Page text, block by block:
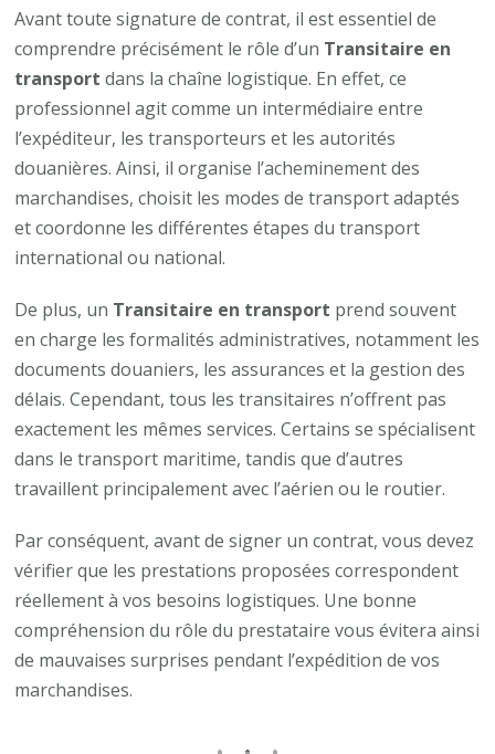
Avant toute signature de contrat, il est essentiel de
comprendre précisément le rôle d’un Transitaire en
transport dans la chaîne logistique. En effet, ce
professionnel agit comme un intermédiaire entre
l’expéditeur, les transporteurs et les autorités
douanières. Ainsi, il organise l’acheminement des
marchandises, choisit les modes de transport adaptés
et coordonne les différentes étapes du transport
international ou national.
De plus, un Transitaire en transport prend souvent
en charge les formalités administratives, notamment les
documents douaniers, les assurances et la gestion des
délais. Cependant, tous les transitaires n’offrent pas
exactement les mêmes services. Certains se spécialisent
dans le transport maritime, tandis que d’autres
travaillent principalement avec l’aérien ou le routier.
Par conséquent, avant de signer un contrat, vous devez
vérifier que les prestations proposées correspondent
réellement à vos besoins logistiques. Une bonne
compréhension du rôle du prestataire vous évitera ainsi
de mauvaises surprises pendant l’expédition de vos
marchandises.